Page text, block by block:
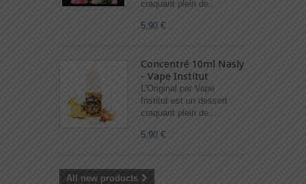
craquant plein de...
5,90 €
Concentré 10ml Nasly
- Vape Institut
L'Original par Vape
Institut est un dessert
craquant plein de...
5,90 €
All new products